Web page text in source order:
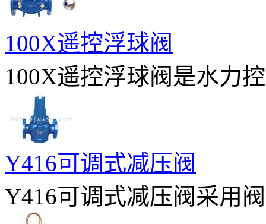
100X遥控浮球阀
100X遥控浮球阀是水力
Y416可调式减压阀
Y416可调式减压阀采用